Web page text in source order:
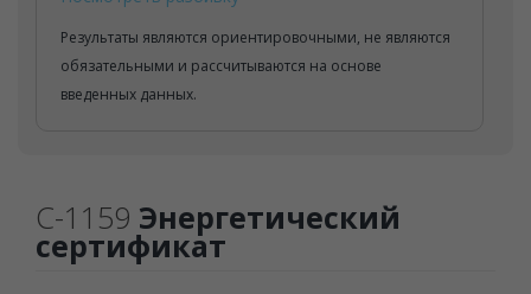
Результаты являются ориентировочными, не являются
обязательными и рассчитываются на основе
введенных данных.
C-1159 Энергетический
сертификат